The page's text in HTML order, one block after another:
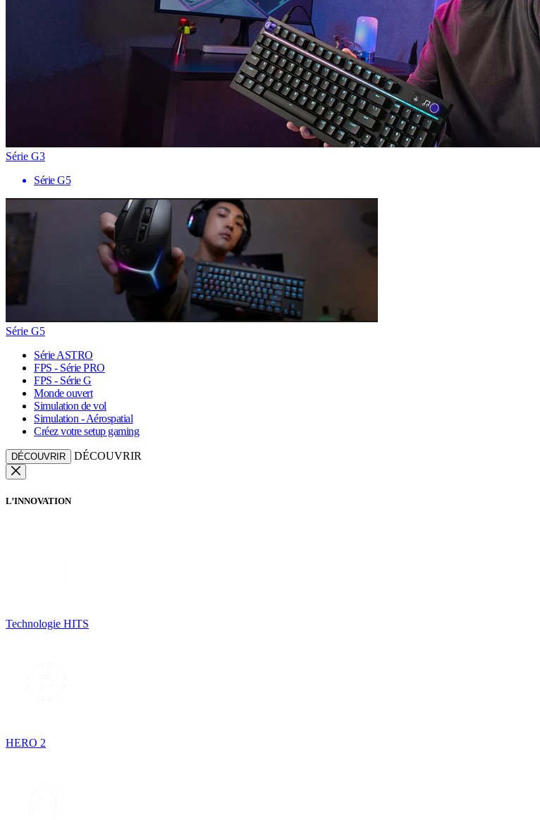
Série G3
Série G5
Série G5
Série ASTRO
FPS - Série PRO
FPS - Série G
Monde ouvert
Simulation de vol
Simulation - Aérospatial
Créez votre setup gaming
DÉCOUVRIR DÉCOUVRIR
L’INNOVATION
Technologie HITS
HERO 2